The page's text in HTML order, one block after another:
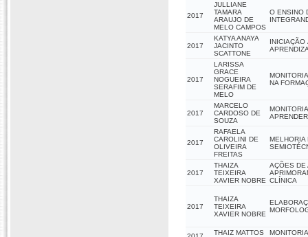
2017
JULLIANE
TAMARA
ARAUJO DE
MELO CAMPOS
O ENSINO
2017
KATYA ANAYA
JACINTO
SCATTONE
INICIAÇÃO
2017
LARISSA
GRACE
NOGUEIRA
SERAFIM DE
MELO
NA
2017
MARCELO
CARDOSO DE
SOUZA
2017
RAFAELA
CAROLINI DE
OLIVEIRA
FREITAS
MELHORIA
2017
THAIZA
TEIXEIRA
XAVIER NOBRE
AÇÕES DE
CLÍNICA
2017
THAIZA
TEIXEIRA
XAVIER NOBRE
THAIZ MATTOS